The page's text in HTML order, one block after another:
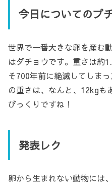
今日についてのプ
世界で一番大きな卵を産む
はダチョウです。重さは約
そ700年前に絶滅してしま
の重さは、なんと、12kgも
びっくりですね！
発表レク
卵から生まれない動物には